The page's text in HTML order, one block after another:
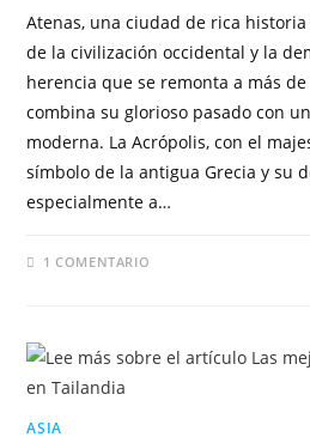
Atenas, una ciudad de rica
de la civilización occidental y la
herencia que se remonta a más de
combina su glorioso pasado con
moderna. La Acrópolis, con el
símbolo de la antigua Grecia y su
especialmente a…
1 COMENTARIO
ASIA